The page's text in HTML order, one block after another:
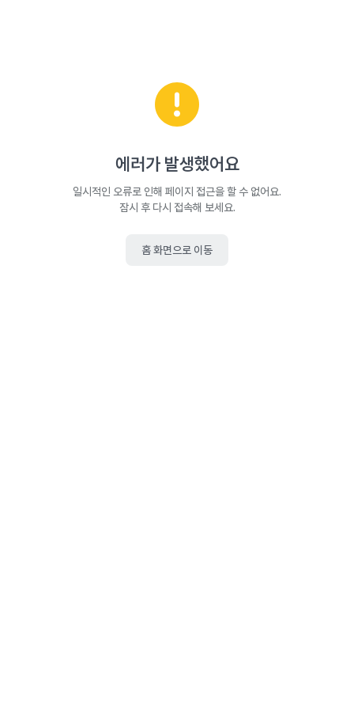
에러가 발생했어요
일시적인 오류로 인해 페이지 접근을 할 수 없어요.
잠시 후 다시 접속해 보세요.
홈 화면으로 이동